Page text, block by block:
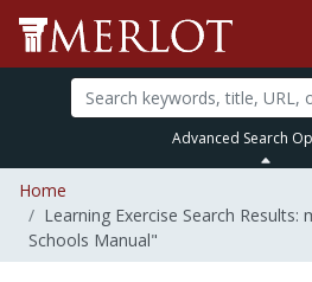
Advanced Search
Home
Learning Exercise Search Results:
Schools Manual"